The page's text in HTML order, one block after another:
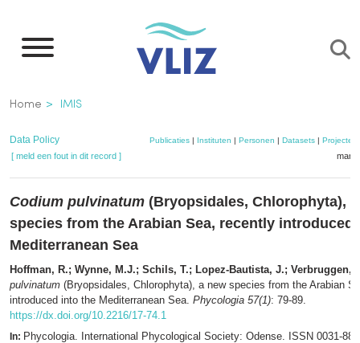
naar
inhoud
gaan
Kruimelpad
Home IMIS
Data Policy Publicaties| Instituten | Personen | Datasets| Projecten
[ meld een fout in dit record ]
Codium pulvinatum (Bryopsidales, Chlorophyta),
species from the Arabian Sea, recently introduced
Mediterranean Sea
Hoffman, R.; Wynne, M.J.; Schils, T.; Lopez-Bautista, J.; Verbruggen,
pulvinatum (Bryopsidales, Chlorophyta), a new species from the Arabian
introduced into the Mediterranean Sea. Phycologia 57(1): 79-89.
https://dx.doi.org/10.2216/17-74.1
In: Phycologia. International Phycological Society: Odense. ISSN 0031-